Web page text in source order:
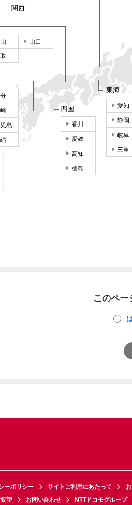
東海
愛知
静岡
岐阜
三重
関西
山口
四国
香川
愛媛
高知
徳島
島
このペー
ーポリシー サイトご利用にあたって
望 お問い合わせ NTTドコモグループ